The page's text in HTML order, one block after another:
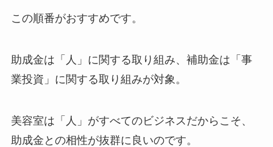
この順番がおすすめです。
助成金は「人」に関する取り組み、補助金は「事
業投資」に関する取り組みが対象。
美容室は「人」がすべてのビジネスだからこそ、
助成金との相性が抜群に良いのです。